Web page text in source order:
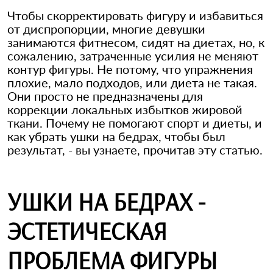
Чтобы скорректировать фигуру и избавиться
от диспропорции, многие девушки
занимаются фитнесом, сидят на диетах, но, к
сожалению, затраченные усилия не меняют
контур фигуры. Не потому, что упражнения
плохие, мало подходов, или диета не такая.
Они просто не предназначены для
коррекции локальных избытков жировой
ткани. Почему не помогают спорт и диеты, и
как убрать ушки на бедрах, чтобы был
результат, - вы узнаете, прочитав эту статью.
УШКИ НА БЕДРАХ -
ЭСТЕТИЧЕСКАЯ
ПРОБЛЕМА ФИГУРЫ